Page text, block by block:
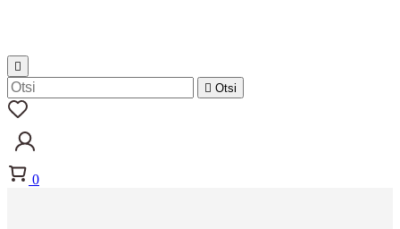

 Otsi
0